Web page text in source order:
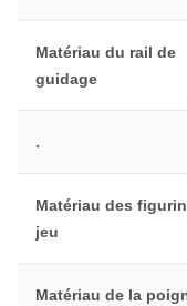
Matériau du rail de
guidage
.
Matériau des
jeu
Matériau de la